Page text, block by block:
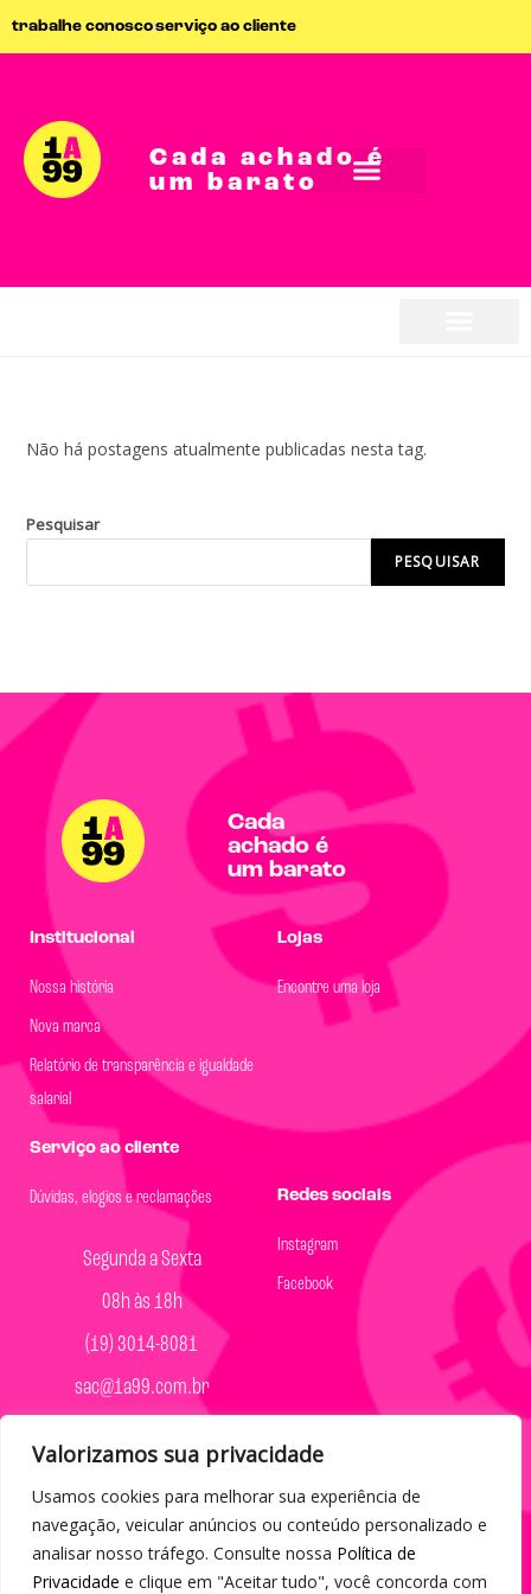
Valorizamos sua privacidade
Usamos cookies para melhorar sua experiência de
navegação, veicular anúncios ou conteúdo personalizado e
analisar nosso tráfego. Consulte nossa Política de
Privacidade e clique em "Aceitar tudo", você concorda com
trabalhe conoscoserviço ao cliente
Cada achado é
um barato
Não há postagens atualmente publicadas nesta tag.
Pesquisar
PESQUISAR
Cada
achado é
um barato
Institucional
Nossa história
Nova marca
Relatório de transparência e igualdade
salarial
Lojas
Encontre uma loja
Serviço ao cliente
Dúvidas, elogios e reclamações
Segunda a Sexta
08h às 18h
(19) 3014-8081
sac@1a99.com.br
Redes sociais
Instagram
Facebook
Formas de pagamento
Dinheiro e Pix